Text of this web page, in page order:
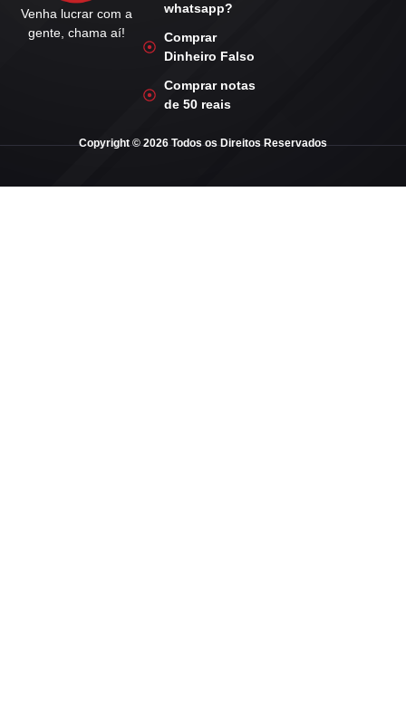
Venha lucrar com a
gente, chama aí!
whatsapp?
Comprar
Dinheiro Falso
Comprar notas
de 50 reais
Copyright © 2026 Todos os Direitos Reservados